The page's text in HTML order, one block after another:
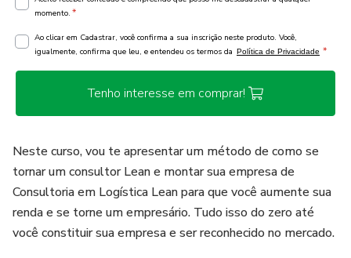
momento. *
Ao clicar em Cadastrar, você confirma a sua inscrição neste produto. Você,
igualmente, confirma que leu, e entendeu os termos da Política de Privacidade *
Tenho interesse em comprar!
Neste curso, vou te apresentar um método de como se
tornar um consultor Lean e montar sua empresa de
Consultoria em Logística Lean para que você aumente sua
renda e se torne um empresário. Tudo isso do zero até
você constituir sua empresa e ser reconhecido no mercado.